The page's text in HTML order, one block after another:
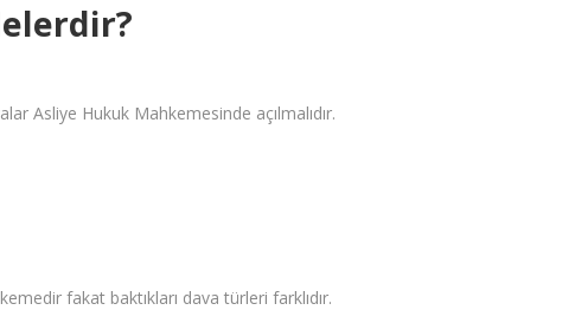
Asliye Hukuk Mahkemesinde açılmalıdır.
fakat baktıkları dava türleri farklıdır.